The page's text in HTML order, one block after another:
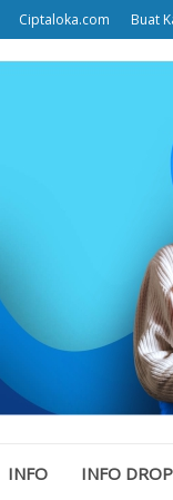
Ciptaloka.com Buat
INFO INFO